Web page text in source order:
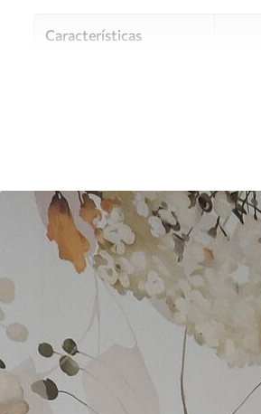
Características
Número de artículo
Producción
Adicionalmente
Limpieza
Se
con
Método de aplicación